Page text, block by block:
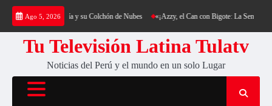
Saltar
contenido
Ago 5, 2026
al Cerro Cantería y su Colchón de Nubes «¡Azzy, el Can con Bigote: La Sensación
Tu Televisión Latina Tulatv
Noticias del Perú y el mundo en un solo Lugar